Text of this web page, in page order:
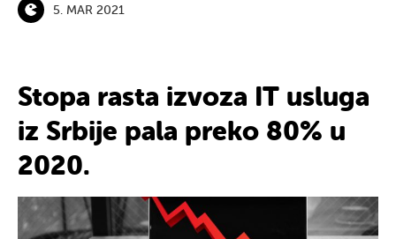
5. MAR 2021
Stopa rasta izvoza IT usluga
iz Srbije pala preko 80% u
2020.